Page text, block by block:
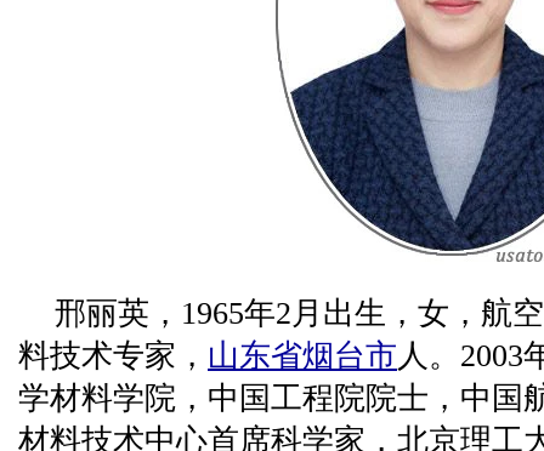
邢丽英，1965年2月出生，女，航
料技术专家， 山东省烟台市人。2003
学材料学院，中国工程院院士，中国
材料技术中心首席科学家，北京理工